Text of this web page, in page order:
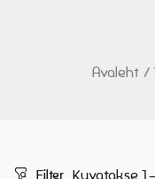
Avaleht /
Filter